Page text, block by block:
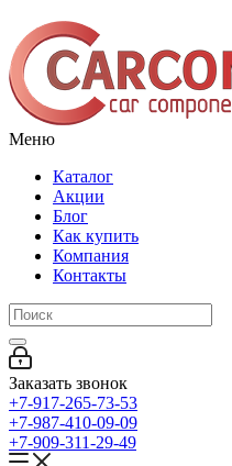
Меню
Каталог
Акции
Блог
Как купить
Компания
Контакты
Заказать звонок
+7-917-265-73-53
+7-987-410-09-09
+7-909-311-29-49